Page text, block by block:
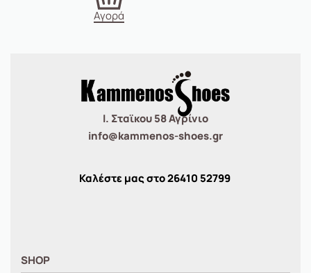
Αγορά
Ι. Σταϊκου 58 Αγρίνιο
info@kammenos-shoes.gr
Καλέστε μας στο26410 52799
SHOP